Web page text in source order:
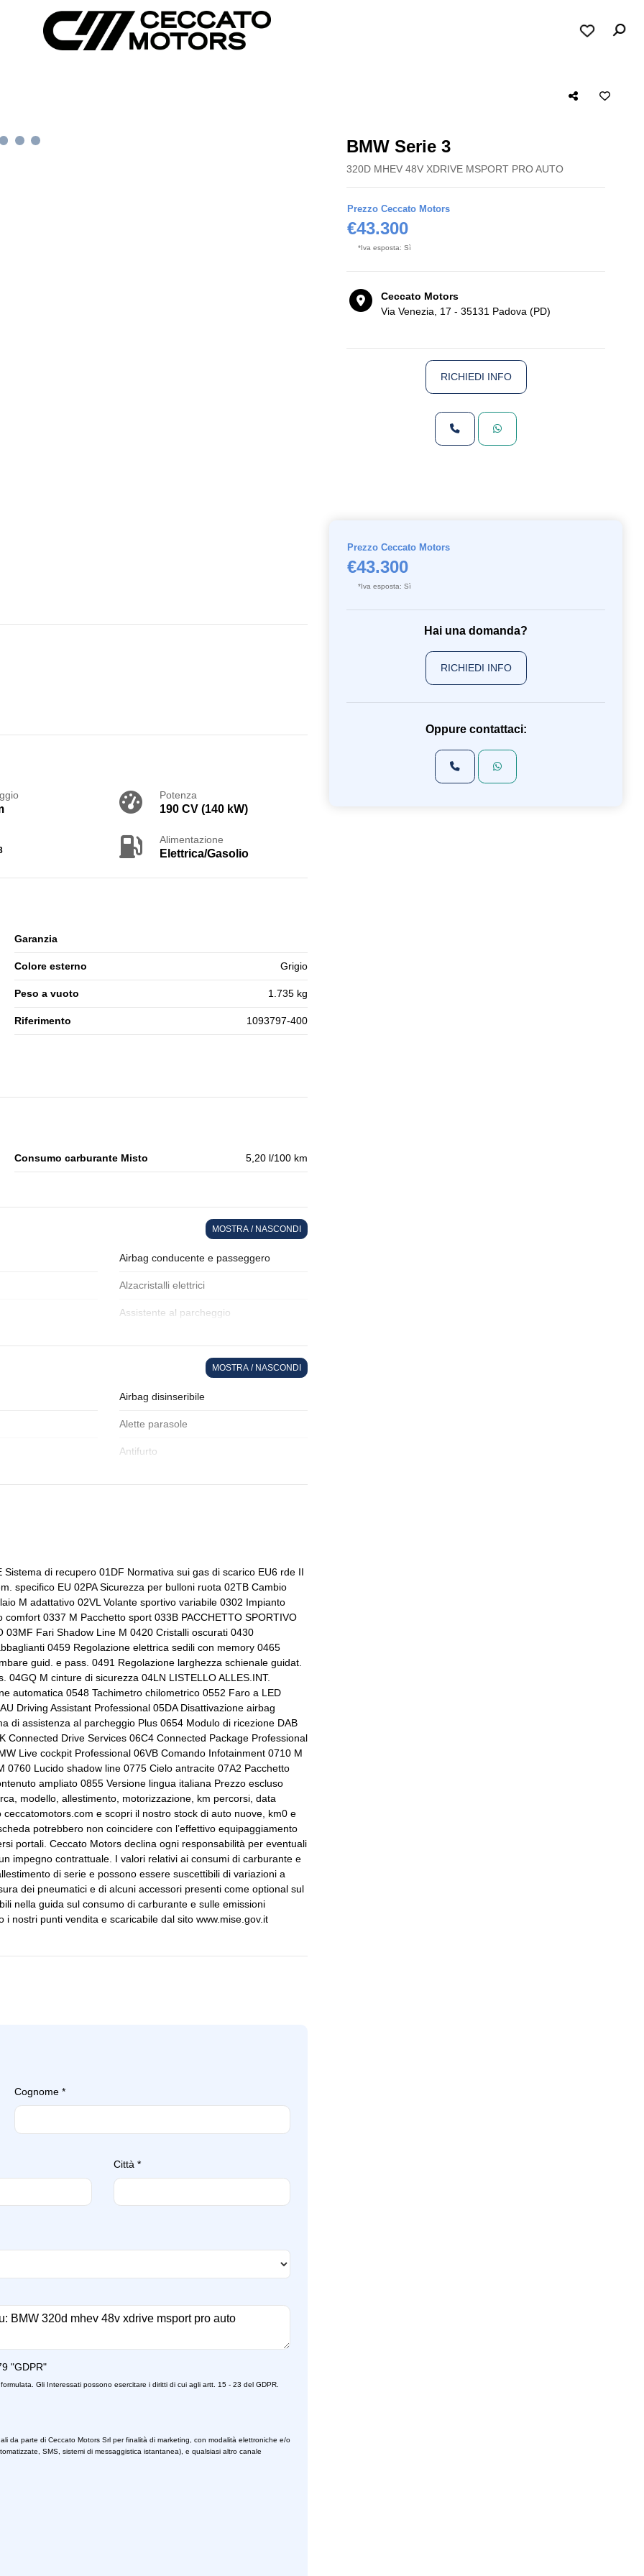
BMW Serie 3
320D MHEV 48V XDRIVE MSPORT PRO AUTO
Prezzo Ceccato Motors
€43.300
*Iva esposta: Sì
Ceccato Motors
Via Venezia, 17 - 35131 Padova (PD)
RICHIEDI INFO
Potenza
190 CV (140 kW)
Alimentazione
Elettrica/Gasolio
Garanzia
Colore esterno Grigio
Peso a vuoto 1.735 kg
Riferimento 1093797-400
Consumo carburante Misto 5,20 l/100 km
MOSTRA / NASCONDI
Airbag conducente e passeggero
Alzacristalli elettrici
Assistente al parcheggio
Cinture di sicurezza
Fari a led
Freno di stazionamento elettrico
Inserti in acciaio esterni
guidatore Sedili abbattibili
Sensori di pioggia
stanchezza
Specchietti retrovisori elettrici
Start & stop
Volante multifunzionale
MOSTRA / NASCONDI
Airbag disinseribile
Alette parasole
Antifurto
Console centrale multifunzione
Fari a led
Fissaggi isofix
Impianto di scarico
integrati negli
Interni personalizzazione colori
Mild hybrid
Personal esim
e stile Pinze freni colorate
Presa 12v aggiuntiva
- cruise control
Regolazione manuale del piantone
sterzo in altezza e profondità
Sedili anteriori riscaldabili
Selettore stile di guida
di recupero 01DF Normativa sui gas di scarico EU6 rde II
specifico EU 02PA Sicurezza per bulloni ruota 02TB Cambio
M adattativo 02VL Volante sportivo variabile 0302 Impianto
0337 M Pacchetto sport 033B PACCHETTO SPORTIVO
03MF Fari Shadow Line M 0420 Cristalli oscurati 0430
0459 Regolazione elettrica sedili con memory 0465
guid. e pass. 0491 Regolazione larghezza schienale guidat.
M cinture di sicurezza 04LN LISTELLO ALLES.INT.
automatica 0548 Tachimetro chilometrico 0552 Faro a LED
Driving Assistant Professional 05DA Disattivazione airbag
di assistenza al parcheggio Plus 0654 Modulo di ricezione DAB
Drive Services 06C4 Connected Package Professional
Live cockpit Professional 06VB Comando Infotainment 0710 M
Lucido shadow line 0775 Cielo antracite 07A2 Pacchetto
ampliato 0855 Versione lingua italiana Prezzo escluso
modello, allestimento, motorizzazione, km percorsi, data
e scopri il nostro stock di auto nuove, km0 e
potrebbero non coincidere con l’effettivo equipaggiamento
portali. Ceccato Motors declina ogni responsabilità per eventuali
impegno contrattuale. I valori relativi ai consumi di carburante e
di serie e possono essere suscettibili di variazioni a
dei pneumatici e di alcuni accessori presenti come optional sul
nella guida sul consumo di carburante e sulle emissioni
nostri punti vendita e scaricabile dal sito www.mise.gov.it
Cognome *
Città *
"GDPR"
Gli Interessati possono esercitare i diritti di cui agli artt. 15 - 23 del GDPR.
da parte di Ceccato Motors Srl per finalità di marketing, con modalità elettroniche e/o
SMS, sistemi di messaggistica istantanea), e qualsiasi altro canale
Prezzo Ceccato Motors
€43.300
*Iva esposta: Sì
Hai una domanda?
RICHIEDI INFO
Oppure contattaci: